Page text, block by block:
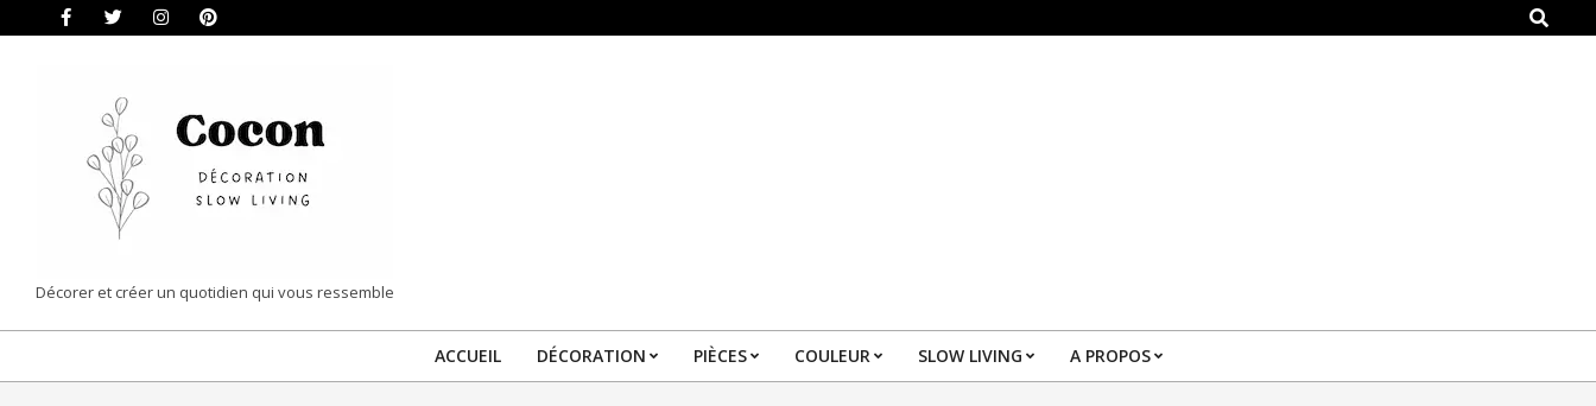
Search
COCON
|
DÉCORATION
Décorer et créer un quotidien qui vous ressemble
Primary
ACCUEIL DÉCORATION PIÈCES COULEUR SLOW LIVING A PROPOS